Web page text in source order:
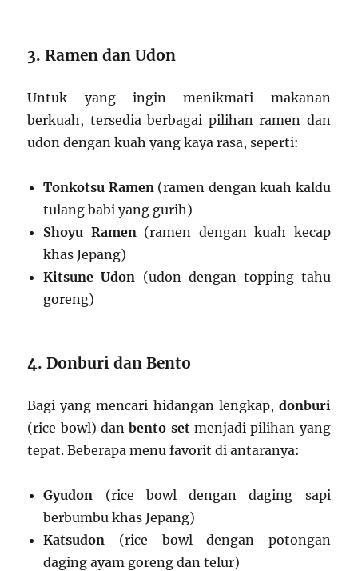
3. Ramen dan Udon
Untuk yang ingin menikmati makanan
berkuah, tersedia berbagai pilihan ramen dan
udon dengan kuah yang kaya rasa, seperti:
Tonkotsu Ramen (ramen dengan kuah kaldu
tulang babi yang gurih)
Shoyu Ramen (ramen dengan kuah kecap
khas Jepang)
Kitsune Udon (udon dengan topping tahu
goreng)
4. Donburi dan Bento
Bagi yang mencari hidangan lengkap, donburi
(rice bowl) danbento setmenjadi pilihan yang
tepat. Beberapa menu favorit di antaranya:
Gyudon (rice bowl dengan daging sapi
berbumbu khas Jepang)
Katsudon (rice bowl dengan potongan
daging ayam goreng dan telur)